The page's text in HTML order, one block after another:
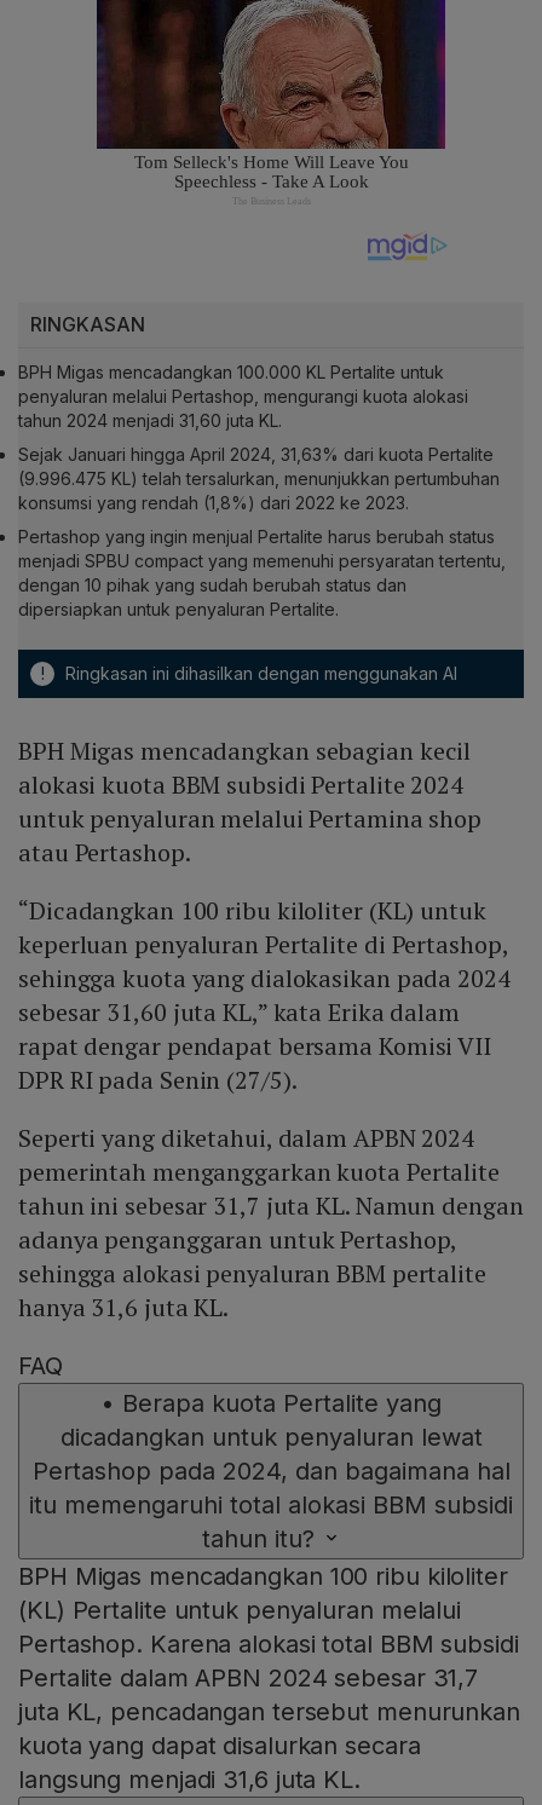
RINGKASAN
BPH Migas mencadangkan 100.000 KL Pertalite untuk
penyaluran melalui Pertashop, mengurangi kuota alokasi
tahun 2024 menjadi 31,60 juta KL.
Sejak Januari hingga April 2024, 31,63% dari kuota Pertalite
(9.996.475 KL) telah tersalurkan, menunjukkan pertumbuhan
konsumsi yang rendah (1,8%) dari 2022 ke 2023.
Pertashop yang ingin menjual Pertalite harus berubah status
menjadi SPBU compact yang memenuhi persyaratan tertentu,
dengan 10 pihak yang sudah berubah status dan
dipersiapkan untuk penyaluran Pertalite.
! Ringkasan ini dihasilkan dengan menggunakan AI
BPH Migas mencadangkan sebagian kecil
alokasi kuota BBM subsidi Pertalite 2024
untuk penyaluran melalui Pertamina shop
atau Pertashop.
“Dicadangkan 100 ribu kiloliter (KL) untuk
keperluan penyaluran Pertalite di Pertashop,
sehingga kuota yang dialokasikan pada 2024
sebesar 31,60 juta KL,” kata Erika dalam
rapat dengar pendapat bersama Komisi VII
DPR RI pada Senin (27/5).
Seperti yang diketahui, dalam APBN 2024
pemerintah menganggarkan kuota Pertalite
tahun ini sebesar 31,7 juta KL. Namun dengan
adanya penganggaran untuk Pertashop,
sehingga alokasi penyaluran BBM pertalite
hanya 31,6 juta KL.
FAQ
• Berapa kuota Pertalite yang
dicadangkan untuk penyaluran lewat
Pertashop pada 2024, dan bagaimana hal
itu memengaruhi total alokasi BBM subsidi
tahun itu?
BPH Migas mencadangkan 100 ribu kiloliter
(KL) Pertalite untuk penyaluran melalui
Pertashop. Karena alokasi total BBM subsidi
Pertalite dalam APBN 2024 sebesar 31,7
juta KL, pencadangan tersebut menurunkan
kuota yang dapat disalurkan secara
langsung menjadi 31,6 juta KL.